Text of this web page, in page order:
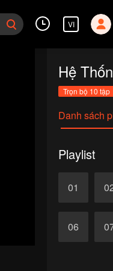
VI
Trọn bộ 10 tập
Danh sách
Playlist
01
06